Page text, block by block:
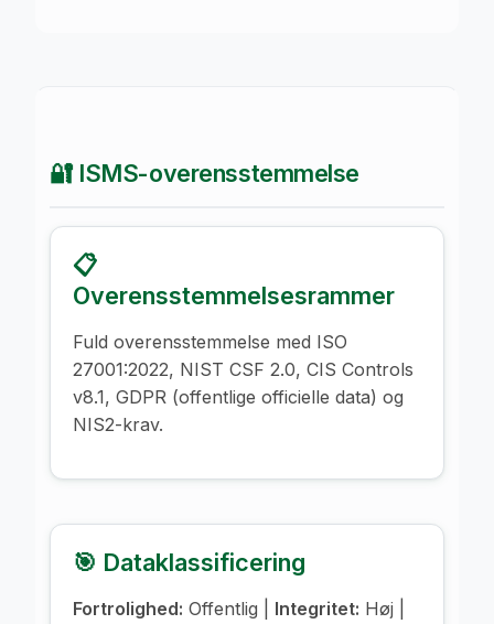
🔐 ISMS-overensstemmelse
📋
Overensstemmelsesrammer
Fuld overensstemmelse med ISO
27001:2022, NIST CSF 2.0, CIS Controls
v8.1, GDPR (offentlige officielle data) og
NIS2-krav.
🎯 Dataklassificering
Fortrolighed: Offentlig | Integritet: Høj |